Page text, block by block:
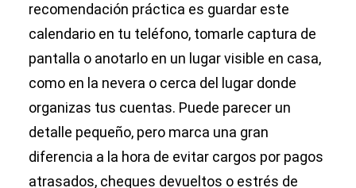
recomendación práctica es guardar este
calendario en tu teléfono, tomarle captura de
pantalla o anotarlo en un lugar visible en casa,
como en la nevera o cerca del lugar donde
organizas tus cuentas. Puede parecer un
detalle pequeño, pero marca una gran
diferencia a la hora de evitar cargos por pagos
atrasados, cheques devueltos o estrés de